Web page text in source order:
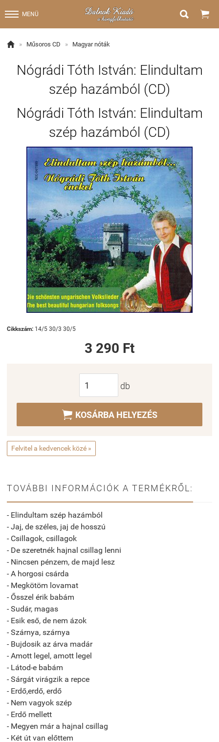
MENÜ  
 » Műsoros CD » Magyar nóták
Nógrádi Tóth István: Elindultam
szép hazámból (CD)
Nógrádi Tóth István: Elindultam
szép hazámból (CD)
Cikkszám: 14/5 30/3 30/5
3 290 Ft
db
 KOSÁRBA HELYEZÉS
Felvitel a kedvencek közé »
TOVÁBBI INFORMÁCIÓK A TERMÉKRŐL:
- Elindultam szép hazámból
- Jaj, de széles, jaj de hosszú
- Csillagok, csillagok
- De szeretnék hajnal csillag lenni
- Nincsen pénzem, de majd lesz
- A horgosi csárda
- Megkötöm lovamat
- Ősszel érik babám
- Sudár, magas
- Esik eső, de nem ázok
- Szárnya, szárnya
- Bujdosik az árva madár
- Amott legel, amott legel
- Látod-e babám
- Sárgát virágzik a repce
- Erdő,erdő, erdő
- Nem vagyok szép
- Erdő mellett
- Megyen már a hajnal csillag
- Két út van előttem